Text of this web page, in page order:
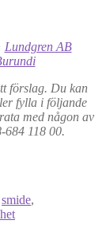
Lundgren AB
förslag. Du kan
fylla i följande
med någon av
684 118 00.
smide,